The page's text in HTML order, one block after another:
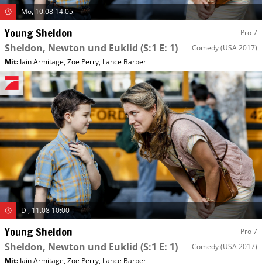
Mo, 10.08 14:05
Young Sheldon Pro 7
Sheldon, Newton und Euklid (S:1 E: 1) Comedy(USA 2017)
Mit: Iain Armitage,Zoe Perry, Lance Barber
Di, 11.08 10:00
Young Sheldon Pro 7
Sheldon, Newton und Euklid (S:1 E: 1) Comedy(USA 2017)
Mit: Iain Armitage,Zoe Perry, Lance Barber